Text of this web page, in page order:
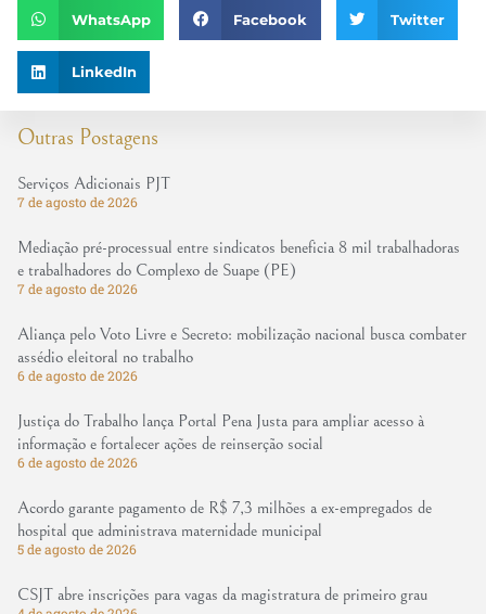
Outras Postagens
Serviços Adicionais PJT
7 de agosto de 2026
Mediação pré-processual entre sindicatos beneficia 8 mil trabalhadoras
e trabalhadores do Complexo de Suape (PE)
7 de agosto de 2026
Aliança pelo Voto Livre e Secreto: mobilização nacional busca combater
assédio eleitoral no trabalho
6 de agosto de 2026
Justiça do Trabalho lança Portal Pena Justa para ampliar acesso à
informação e fortalecer ações de reinserção social
6 de agosto de 2026
Acordo garante pagamento de R$ 7,3 milhões a ex-empregados de
hospital que administrava maternidade municipal
5 de agosto de 2026
CSJT abre inscrições para vagas da magistratura de primeiro grau
WhatsApp Facebook Twitter
LinkedIn